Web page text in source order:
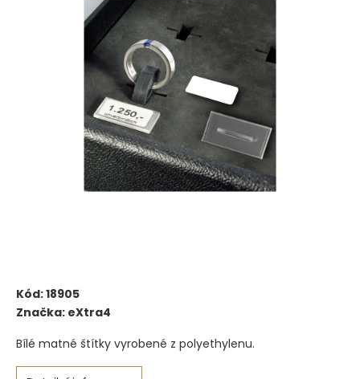
Kód:18905
Značka: eXtra4
Bílé matné štítky vyrobené z polyethylenu.